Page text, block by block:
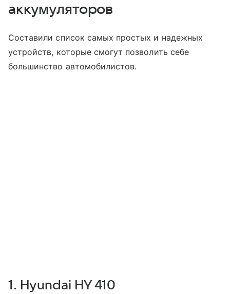
аккумуляторов
Составили список самых простых и надежных
устройств, которые смогут позволить себе
большинство автомобилистов.
1. Hyundai HY 410